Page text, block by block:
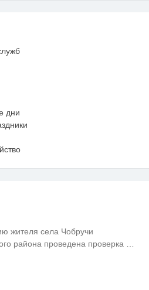
дни
жителя села Чобручи
района проведена проверка …